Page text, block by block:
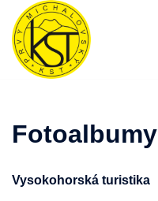
Preskočiť
obsah
Fotoalbumy
Vysokohorská turistika